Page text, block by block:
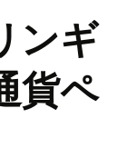
ンギ
貨ペ